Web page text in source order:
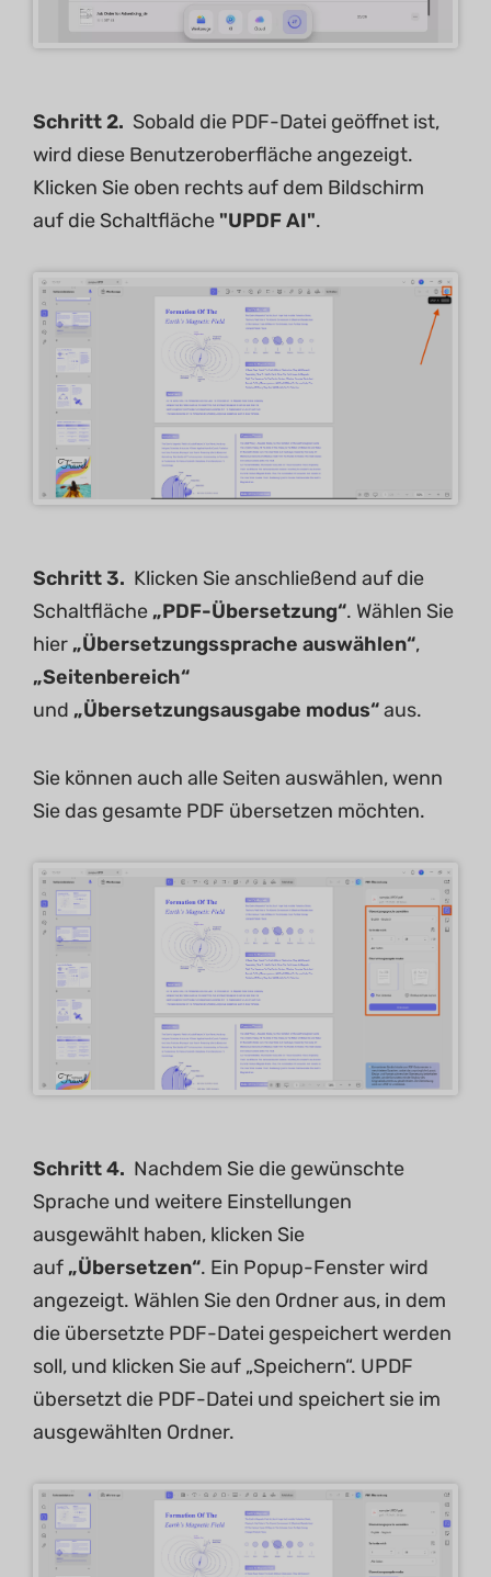
Schritt 2. Sobald die PDF-Datei geöffnet ist,
wird diese Benutzeroberfläche angezeigt.
Klicken Sie oben rechts auf dem Bildschirm
auf die Schaltfläche "UPDF AI".
Schritt 3. Klicken Sie anschließend auf die
Schaltfläche „PDF-Übersetzung“. Wählen Sie
hier „Übersetzungssprache auswählen“,
„Seitenbereich“
und „Übersetzungsausgabe modus“aus.
Sie können auch alle Seiten auswählen, wenn
Sie das gesamte PDF übersetzen möchten.
Schritt 4. Nachdem Sie die gewünschte
Sprache und weitere Einstellungen
ausgewählt haben, klicken Sie
auf „Übersetzen“. Ein Popup-Fenster wird
angezeigt. Wählen Sie den Ordner aus, in dem
die übersetzte PDF-Datei gespeichert werden
soll, und klicken Sie auf „Speichern“. UPDF
übersetzt die PDF-Datei und speichert sie im
ausgewählten Ordner.